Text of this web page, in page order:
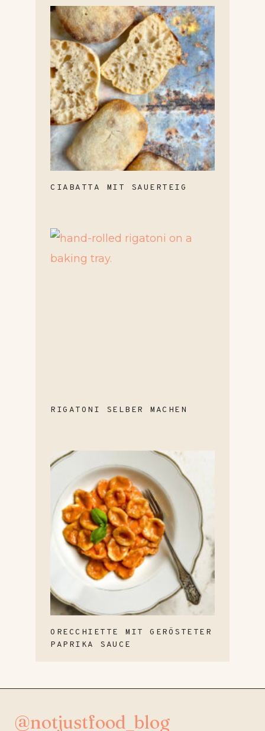
CIABATTA MIT SAUERTEIG
RIGATONI SELBER MACHEN
ORECCHIETTE MIT GERÖSTETER
PAPRIKA SAUCE
@notjustfood_blog